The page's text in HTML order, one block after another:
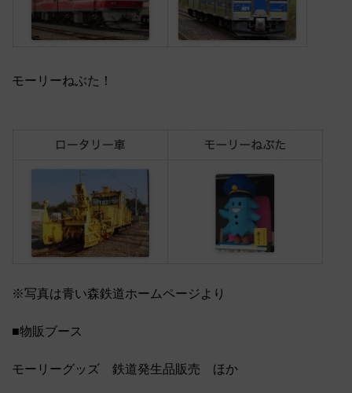
モーリーねぶた！
※写真は青い森鉄道ホームページより
■物販ブース
モーリーグッズ 鉄道発生品販売 ほか